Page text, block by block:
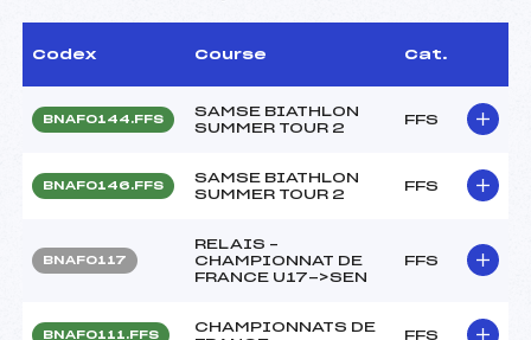
Codex Course Cat.
BNAF0144.FFS
SAMSE BIATHLON
SUMMER TOUR 2
FFS
BNAF0146.FFS
SAMSE BIATHLON
SUMMER TOUR 2
FFS
BNAF0117
RELAIS –
CHAMPIONNAT DE
FRANCE U17->SEN
FFS
BNAF0111.FFS
CHAMPIONNATS DE
FFS